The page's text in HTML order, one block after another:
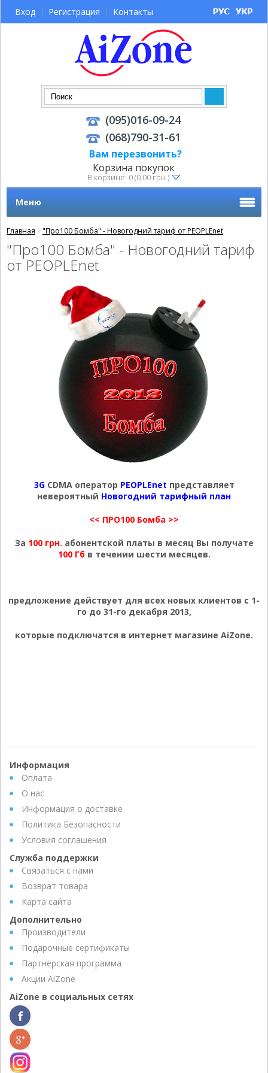
Корзина покупок
В корзине: 0 (0.00 грн.)
(095)016-09-24
(068)790-31-61
Вам перезвонить?
Вход Регистрация Контакты
Меню
Главная » "Про100 Бомба" - Новогодний тариф от PEOPLEnet
"Про100 Бомба" - Новогодний тариф
от PEOPLEnet
3GCDMA оператор PEOPLEnet представляет
невероятный Новогодний тарифный план
<< ПРО100 Бомба >>
За 100 грн. абонентской платы в месяц Вы получате
100 Гбв течении шести месяцев.
предложение действует для всех новых клиентов с 1-
го до 31-го декабря 2013,
которые подключатся в интернет магазине AiZone.
Информация
Оплата
О нас
Информация о доставке
Политика Безопасности
Условия соглашения
Служба поддержки
Связаться с нами
Возврат товара
Карта сайта
Дополнительно
Производители
Подарочные сертификаты
Партнёрская программа
Акции AiZone
AiZone в социальных сетях